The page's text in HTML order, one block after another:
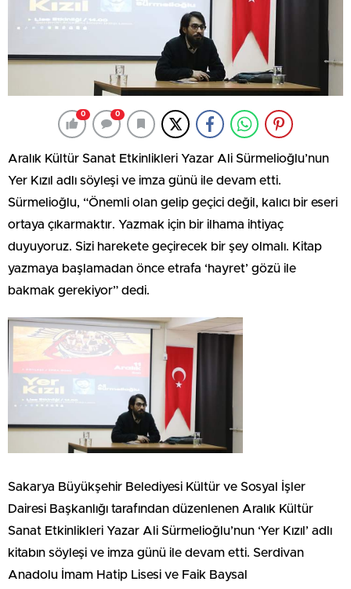
0 0
Aralık Kültür Sanat Etkinlikleri Yazar Ali Sürmelioğlu’nun
Yer Kızıl adlı söyleşi ve imza günü ile devam etti.
Sürmelioğlu, “Önemli olan gelip geçici değil, kalıcı bir eseri
ortaya çıkarmaktır. Yazmak için bir ilhama ihtiyaç
duyuyoruz. Sizi harekete geçirecek bir şey olmalı. Kitap
yazmaya başlamadan önce etrafa ‘hayret’ gözü ile
bakmak gerekiyor” dedi.
Sakarya Büyükşehir Belediyesi Kültür ve Sosyal İşler
Dairesi Başkanlığı tarafından düzenlenen Aralık Kültür
Sanat Etkinlikleri Yazar Ali Sürmelioğlu’nun ‘Yer Kızıl’ adlı
kitabın söyleşi ve imza günü ile devam etti. Serdivan
Anadolu İmam Hatip Lisesi ve Faik Baysal